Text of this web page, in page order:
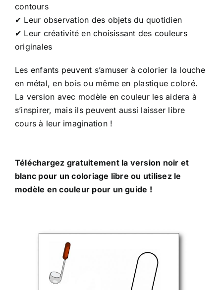
contours
✔ Leur observation des objets du quotidien
✔ Leur créativité en choisissant des couleurs
originales
Les enfants peuvent s’amuser à colorier la louche
en métal, en bois ou même en plastique coloré.
La version avec modèle en couleur les aidera à
s’inspirer, mais ils peuvent aussi laisser libre
cours à leur imagination !
Téléchargez gratuitement la version noir et
blanc pour un coloriage libre ou utilisez le
modèle en couleur pour un guide !